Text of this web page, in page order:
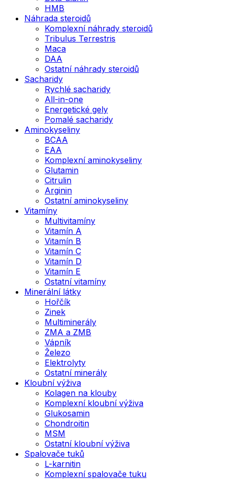
HMB
Náhrada steroidů
Komplexní náhrady steroidů
Tribulus Terrestris
Maca
DAA
Ostatní náhrady steroidů
Sacharidy
Rychlé sacharidy
All-in-one
Energetické gely
Pomalé sacharidy
Aminokyseliny
BCAA
EAA
Komplexní aminokyseliny
Glutamin
Citrulin
Arginin
Ostatní aminokyseliny
Vitamíny
Multivitamíny
Vitamín A
Vitamín B
Vitamín C
Vitamín D
Vitamín E
Ostatní vitamíny
Minerální látky
Hořčík
Zinek
Multiminerály
ZMA a ZMB
Vápník
Železo
Elektrolyty
Ostatní minerály
Kloubní výživa
Kolagen na klouby
Komplexní kloubní výživa
Glukosamin
Chondroitin
MSM
Ostatní kloubní výživa
Spalovače tuků
L-karnitin
Komplexní spalovače tuku